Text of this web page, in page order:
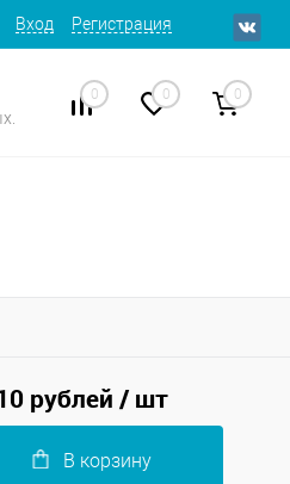
Вход Регистрация
0 0 0
рублей / шт
В корзину